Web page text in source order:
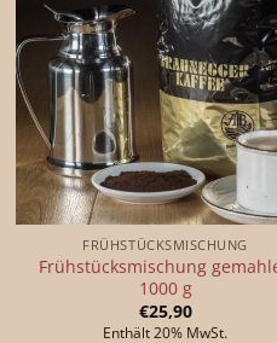
FRÜHSTÜCKSMISCHUNG
Frühstücksmischung
1000 g
€25,90
Enthält 20% MwSt.